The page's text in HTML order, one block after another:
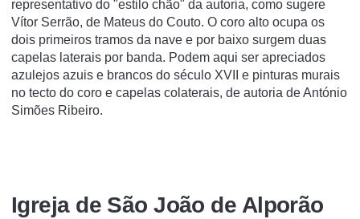
representativo do "estilo chão" da autoria, como sugere
Vítor Serrão, de Mateus do Couto. O coro alto ocupa os
dois primeiros tramos da nave e por baixo surgem duas
capelas laterais por banda. Podem aqui ser apreciados
azulejos azuis e brancos do século XVII e pinturas murais
no tecto do coro e capelas colaterais, de autoria de António
Simões Ribeiro.
Igreja de São João de Alporão